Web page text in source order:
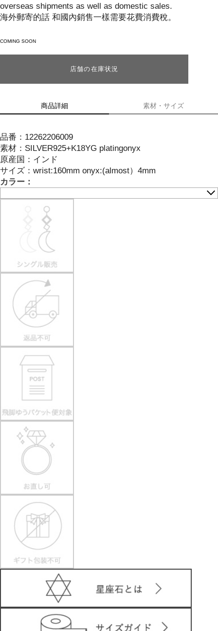
overseas shipments as well as domestic sales.
海外郵寄的話 和國內銷售一樣需要花費消費稅。
COMING SOON
店舗の在庫状況
商品詳細 素材・サイズ
品番： 12262206009
素材： SILVER925+K18YG platingonyx
原産国： インド
サイズ： wrist:160mm onyx:(almost）4mm
カラー：